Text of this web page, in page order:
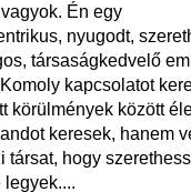
Én egy
nyugodt,
társaságkedvelő
kapcsolatot
körülmények között
keresek, hanem
társat, hogy
legyek....